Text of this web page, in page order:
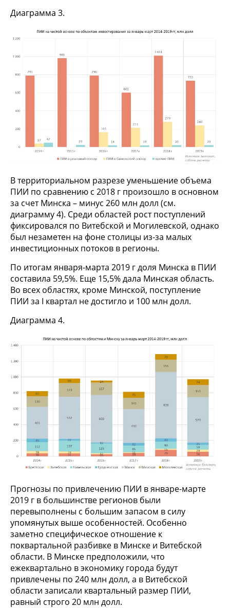
Диаграмма 3.
В территориальном разрезе уменьшение объема
ПИИ по сравнению с 2018 г произошло в основном
за счет Минска – минус 260 млн долл (см.
диаграмму 4). Среди областей рост поступлений
фиксировался по Витебской и Могилевской, однако
был незаметен на фоне столицы из-за малых
инвестиционных потоков в регионы.
По итогам января-марта 2019 г доля Минска в ПИИ
составила 59,5%. Еще 15,5% дала Минская область.
Во всех областях, кроме Минской, поступление
ПИИ за I квартал не достигло и 100 млн долл.
Диаграмма 4.
Прогнозы по привлечению ПИИ в январе-марте
2019 г в большинстве регионов были
перевыполнены с большим запасом в силу
упомянутых выше особенностей. Особенно
заметно специфическое отношение к
поквартальной разбивке в Минске и Витебской
области. В Минске предположили, что
ежеквартально в экономику города будут
привлечены по 240 млн долл, а в Витебской
области записали квартальный размер ПИИ,
равный строго 20 млн долл.